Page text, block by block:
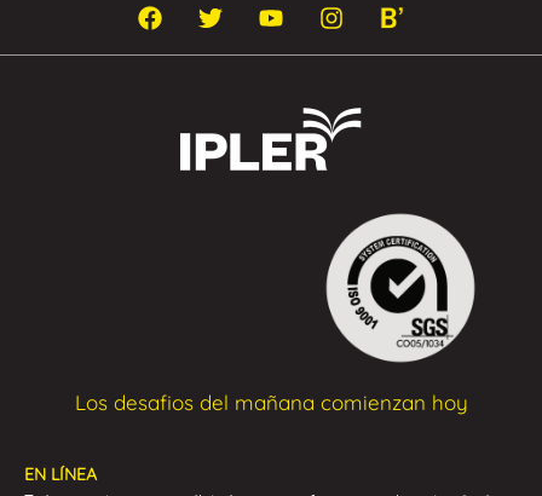
Los desafios del mañana comienzan hoy
EN LÍNEA